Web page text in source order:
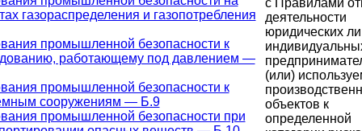
газораспределения и газопотребления
промышленной безопасности к
работающему под давлением —
промышленной безопасности к
сооружениям — Б.9
промышленной безопасности при
деятельности
юридических
(или)
объектов к
определенной